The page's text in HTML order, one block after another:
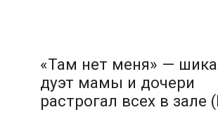
«Там нет меня» —
дуэт мамы и дочери
растрогал всех в зале